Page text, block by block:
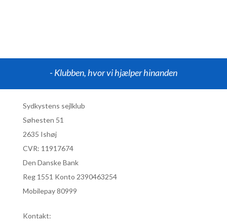
- Klubben, hvor vi hjælper hinanden
Sydkystens sejlklub
Søhesten 51
2635 Ishøj
CVR: 11917674
Den Danske Bank
Reg 1551 Konto 2390463254
Mobilepay 80999
Kontakt: